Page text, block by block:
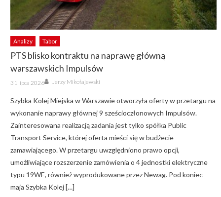
Analizy Tabor
PTS blisko kontraktu na naprawę główną
warszawskich Impulsów
Posted
on
31 lipca 2026 Author
Jerzy Mikołajewski
Szybka Kolej Miejska w Warszawie otworzyła oferty w przetargu na
wykonanie naprawy głównej 9 sześcioczłonowych Impulsów.
Zainteresowana realizacją zadania jest tylko spółka Public
Transport Service, której oferta mieści się w budżecie
zamawiającego. W przetargu uwzględniono prawo opcji,
umożliwiające rozszerzenie zamówienia o 4 jednostki elektryczne
typu 19WE, również wyprodukowane przez Newag. Pod koniec
maja Szybka Kolej […]